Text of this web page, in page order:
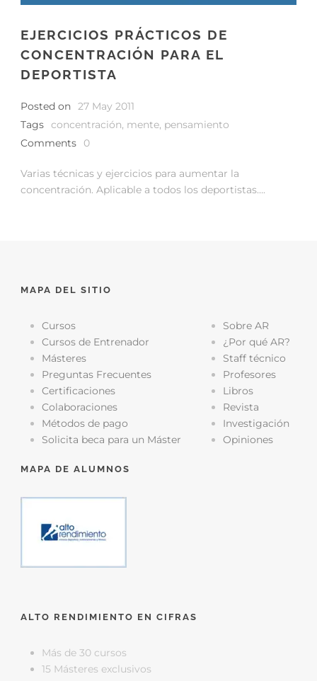
EJERCICIOS PRÁCTICOS DE
CONCENTRACIÓN PARA EL
DEPORTISTA
Posted on 27 May 2011
Tags concentración, mente, pensamiento
Comments
0
Varias técnicas y ejercicios para aumentar la
concentración. Aplicable a todos los deportistas….
MAPA DEL SITIO
Cursos
Cursos de Entrenador
Másteres
Preguntas Frecuentes
Certificaciones
Colaboraciones
Métodos de pago
Solicita beca para un Máster
Sobre AR
¿Por qué AR?
Staff técnico
Profesores
Libros
Revista
Investigación
Opiniones
MAPA DE ALUMNOS
ALTO RENDIMIENTO EN CIFRAS
Más de 30 cursos
15 Másteres exclusivos